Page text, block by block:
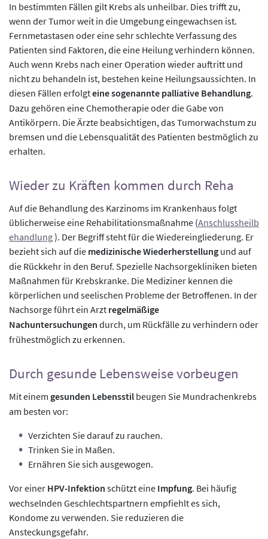
In bestimmten Fällen gilt Krebs als unheilbar. Dies trifft zu,
wenn der Tumor weit in die Umgebung eingewachsen ist.
Fernmetastasen oder eine sehr schlechte Verfassung des
Patienten sind Faktoren, die eine Heilung verhindern können.
Auch wenn Krebs nach einer Operation wieder auftritt und
nicht zu behandeln ist, bestehen keine Heilungsaussichten. In
diesen Fällen erfolgteine sogenannte palliative Behandlung.
Dazu gehören eine Chemotherapie oder die Gabe von
Antikörpern. Die Ärzte beabsichtigen, das Tumorwachstum zu
bremsen und die Lebensqualität des Patienten bestmöglich zu
erhalten.
Wieder zu Kräften kommen durch Reha
Auf die Behandlung des Karzinoms im Krankenhaus folgt
üblicherweise eine Rehabilitationsmaßnahme (Anschlussheilb
ehandlung). Der Begriff steht für die Wiedereingliederung. Er
bezieht sich auf die medizinische Wiederherstellung und auf
die Rückkehr in den Beruf. Spezielle Nachsorgekliniken bieten
Maßnahmen für Krebskranke. Die Mediziner kennen die
körperlichen und seelischen Probleme der Betroffenen. In der
Nachsorge führt ein Arzt regelmäßige
Nachuntersuchungen durch, um Rückfälle zu verhindern oder
frühestmöglich zu erkennen.
Durch gesunde Lebensweise vorbeugen
Mit einem gesunden Lebensstil beugen Sie Mundrachenkrebs
am besten vor:
Verzichten Sie darauf zu rauchen.
Trinken Sie in Maßen.
Ernähren Sie sich ausgewogen.
Vor einer HPV-Infektion schützt eine Impfung. Bei häufig
wechselnden Geschlechtspartnern empfiehlt es sich,
Kondome zu verwenden. Sie reduzieren die
Ansteckungsgefahr.